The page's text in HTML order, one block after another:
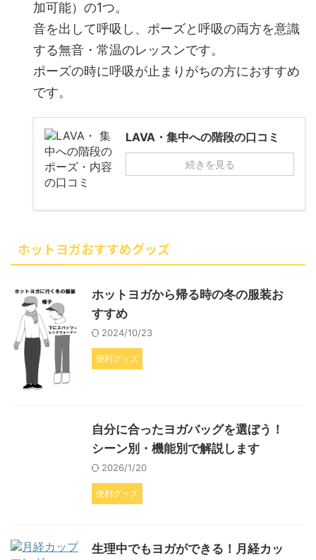
加可能）の1つ。
音を出して呼吸し、ポーズと呼吸の両方を意識
する無音・常温のレッスンです。
ポーズの時に呼吸が止まりがちの方におすすめ
です。
LAVA・集中への階段の口コミ
続きを見る
ホットヨガおすすめグッズ
ホットヨガから帰る時の冬の服装お
すすめ
2024/10/23
便利グッズ
自分に合ったヨガバッグを選ぼう！
シーン別・機能別で解説します
2026/1/20
便利グッズ
生理中でもヨガができる！月経カッ